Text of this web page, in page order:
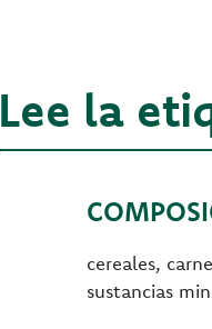
Lee la
cereales,
sustancias